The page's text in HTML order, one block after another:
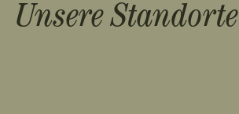
Unsere Standorte